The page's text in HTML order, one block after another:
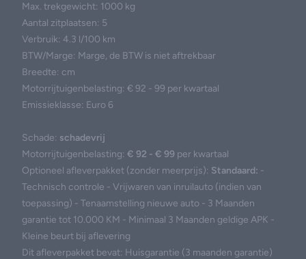
Max. trekgewicht: 1000 kg
Aantal zitplaatsen: 5
Verbruik: 4.3 l/100 km
BTW/Marge: Marge, de BTW is niet aftrekbaar
Breedte: cm
Motorrijtuigenbelasting: € 92 - 99 per kwartaal
Emissieklasse: Euro 6
Schade: schadevrij
Motorrijtuigenbelasting: € 92 - € 99 per kwartaal
Optioneel afleverpakket (zonder meerprijs): Standaard: -
Technisch controle - Vrijwaren van inruilauto (indien van
toepassing) - Tenaamstelling nieuwe auto - 3 Maanden
garantie tot 10.000 KM - Minimaal 3 Maanden geldige APK -
Kleine beurt bij aflevering
Dit afleverpakket bevat: Huisgarantie (3 maanden garantie)